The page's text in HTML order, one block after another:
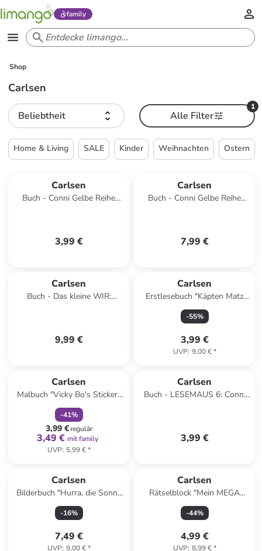
family
Shop
Carlsen
Beliebtheit
1
Alle Filter
Home & Living SALE Kinder Weihnachten Ostern
Carlsen
Buch - Conni Gelbe Reihe
3,99 €
Carlsen
Buch - Conni Gelbe Reihe
7,99 €
Carlsen
Buch - Das kleine WIR:
9,99 €
Carlsen
Erstlesebuch "Käpten Matz
und der Riesen-Strudel"
-55%
3,99 €
UVP: 9,00 €*
Carlsen
Malbuch "Vicky Bo's Sticker-
Malbuch Tiere"
-41%
3,99 €regulär
3,49 € mit family
UVP: 5,99 €*
Carlsen
Buch - LESEMAUS 6: Conni
3,99 €
Carlsen
Bilderbuch "Hurra, die Sonne
scheint"
-16%
7,49 €
UVP: 9,00 €*
Carlsen
Rätselblock "Mein MEGA
Freizeit-Rätselblock" - ab 8
Jahren
-44%
4,99 €
UVP: 8,99 €*